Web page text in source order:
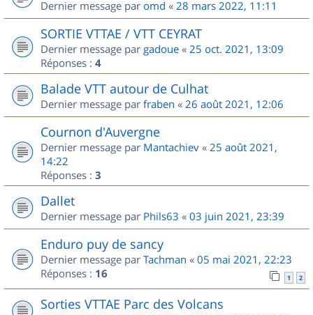
Dernier message par omd « 28 mars 2022, 11:11
SORTIE VTTAE / VTT CEYRAT
Dernier message par gadoue « 25 oct. 2021, 13:09
Réponses : 4
Balade VTT autour de Culhat
Dernier message par fraben « 26 août 2021, 12:06
Cournon d'Auvergne
Dernier message par Mantachiev « 25 août 2021,
14:22
Réponses : 3
Dallet
Dernier message par Phils63 « 03 juin 2021, 23:39
Enduro puy de sancy
Dernier message par Tachman « 05 mai 2021, 22:23
Réponses : 16 1 2
Sorties VTTAE Parc des Volcans